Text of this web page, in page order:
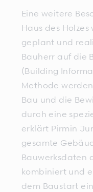
Eine weitere
Haus des
geplant und
Bauherr auf die
(Building
Methode
Bau und die
durch eine
erklärt Pirmin
gesamte
Bauwerksdaten
kombiniert und
dem Baustart